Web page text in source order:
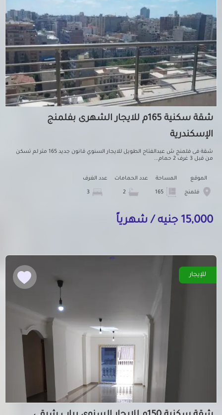
شقة سكنية 165م للايجار الشهرى بفلمنج
الإسكندرية
شقة فى فلمنج ش عبدالفتاح الطويل للايجار السنوي قانون جديد 165 متر لم تسكن
من قبل 3 غرف 2 حمام...
الموقع
فلمنج
المساحة عدد الحمامات عدد الغرف
15,000 جنيه / شهرياً
للإيجار